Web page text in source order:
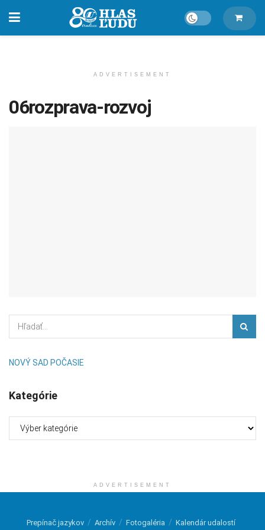
ADVERTISEMENT
06rozprava-rozvoj
NOVÝ SAD POČASIE
Kategórie
ADVERTISEMENT
Prepínač jazykov Archív Fotogaléria Kalendár udalostí